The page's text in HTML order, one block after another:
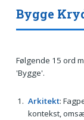
Bygge
Følgende 15 ord
'Bygge'.
Arkitekt:
kontekst,